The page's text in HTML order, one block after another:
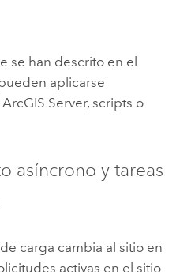
se han descrito en el
aplicarse
ArcGIS Server, scripts o
asíncrono y tareas
carga cambia al sitio en
activas en el sitio